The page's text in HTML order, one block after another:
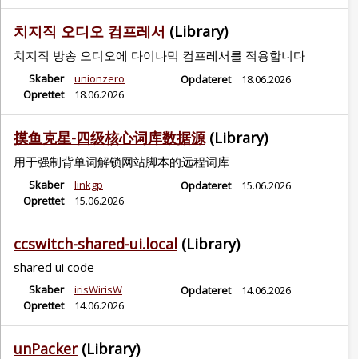
치지직 오디오 컴프레서 (Library)
치지직 방송 오디오에 다이나믹 컴프레서를 적용합니다
Skaber
unionzero
Oprettet
18.06.2026
Opdateret 18.06.2026
摸鱼克星-四级核心词库数据源 (Library)
用于强制背单词解锁网站脚本的远程词库
Skaber
linkgp
Oprettet
15.06.2026
Opdateret 15.06.2026
ccswitch-shared-ui.local (Library)
shared ui code
Skaber
irisWirisW
Oprettet
14.06.2026
Opdateret 14.06.2026
unPacker (Library)